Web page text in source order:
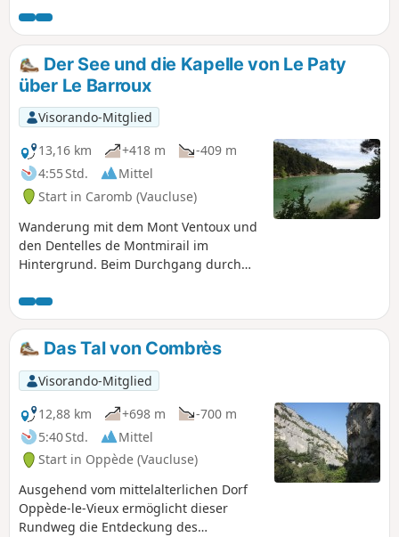
Der See und die Kapelle von Le Paty
über Le Barroux
Visorando-Mitglied
13,16 km
+418 m
-409 m
4:55 Std.
Mittel
Start in Caromb (Vaucluse)
Wanderung mit dem Mont Ventoux und
den Dentelles de Montmirail im
Hintergrund. Beim Durchgang durch
Schloss und die schöne Aussicht auf das
Tal bewundern. Der weitere Weg führt
am Lac du Paty und der gleichnamigen
Kapelle vorbei.
Das Tal von Combrès
Visorando-Mitglied
12,88 km
+698 m
-700 m
5:40 Std.
Mittel
Start in Oppède (Vaucluse)
Ausgehend vom mittelalterlichen Dorf
Oppède-le-Vieux ermöglicht dieser
Rundweg die Entdeckung des